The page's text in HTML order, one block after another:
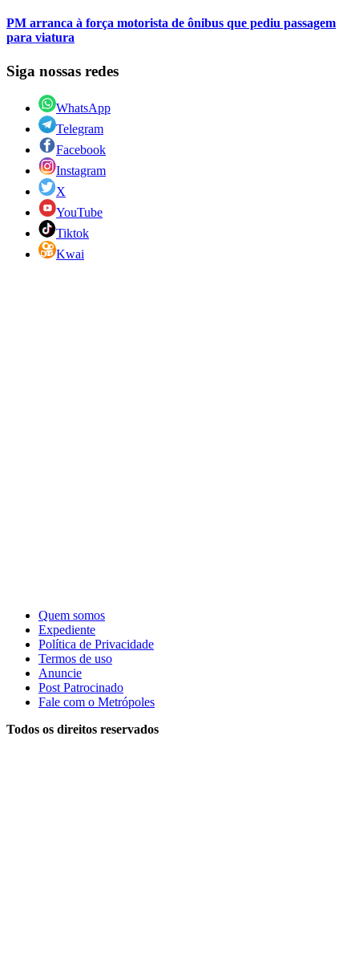
PM arranca à força motorista de ônibus que pediu passagem
para viatura
Siga nossas redes
WhatsApp
Telegram
Facebook
Instagram
X
YouTube
Tiktok
Kwai
Quem somos
Expediente
Política de Privacidade
Termos de uso
Anuncie
Post Patrocinado
Fale com o Metrópoles
Todos os direitos reservados